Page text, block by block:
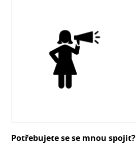
Potřebujete se se mnou spojit?